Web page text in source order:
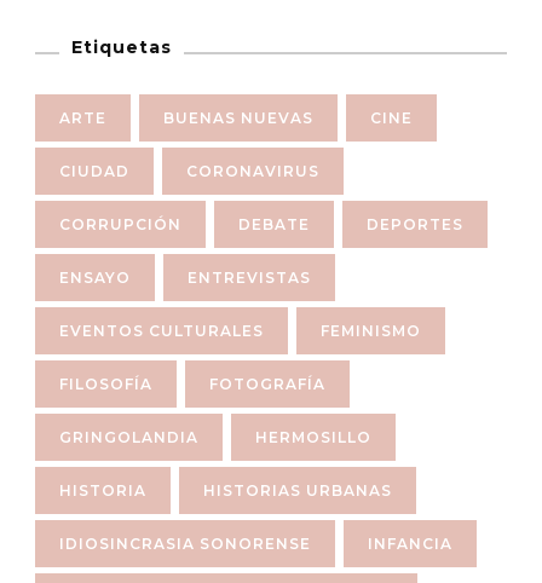
Etiquetas
ARTE BUENAS NUEVAS CINE
CIUDAD CORONAVIRUS
CORRUPCIÓN DEBATE DEPORTES
ENSAYO ENTREVISTAS
EVENTOS CULTURALES FEMINISMO
FILOSOFÍA FOTOGRAFÍA
GRINGOLANDIA HERMOSILLO
HISTORIA HISTORIAS URBANAS
IDIOSINCRASIA SONORENSE INFANCIA